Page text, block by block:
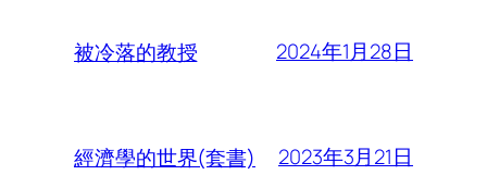
被冷落的教授 2024年1月28日
經濟學的世界(套書) 2023年3月21日